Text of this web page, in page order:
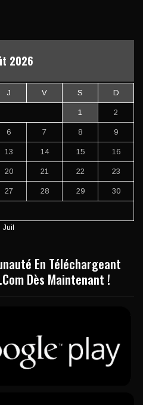
2026
J V S D
1 2
6 7 8 9
13 14 15 16
20 21 22 23
27 28 29 30
Juil
En Téléchargeant
Dès Maintenant !